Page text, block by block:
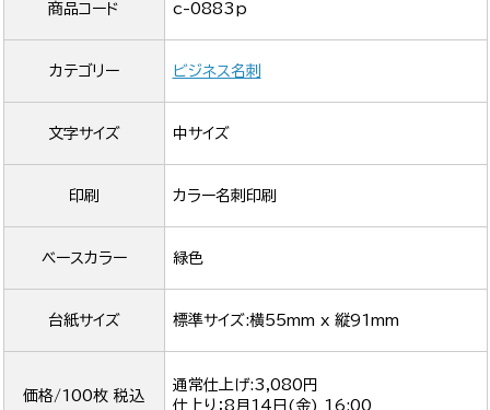
商品コード c-0883p
カテゴリー ビジネス名刺
文字サイズ 中サイズ
印刷 カラー名刺印刷
ベースカラー 緑色
台紙サイズ 標準サイズ:横55mm x 縦91mm
価格/100枚 税込
通常仕上げ:3,080円
仕上り：8月14日(金) 16:00